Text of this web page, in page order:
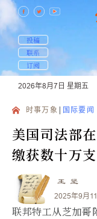
投稿
联系
订阅
2026年8月7日 星期五
时事万象 国际要闻
美国司法部
缴获数十万
王 坚
2025年9月
联邦特工从芝加哥